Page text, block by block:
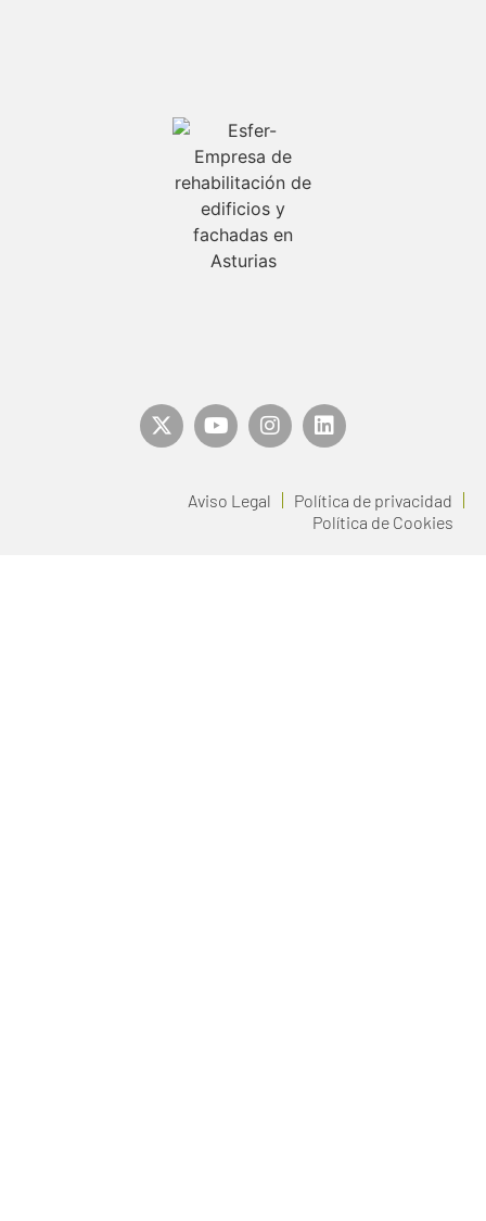
Aviso Legal
Política de privacidad
Política de Cookies